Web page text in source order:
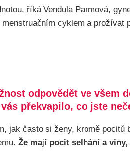
říká Vendula Parmová,
cyklem a prožívat
odpovědět ve všem
překvapilo, co jste
jak často si ženy, kromě
Že mají pocit selhání a